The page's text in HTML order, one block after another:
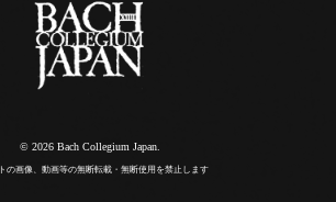
© 2026 Bach Collegium Japan.
の画像、動画等の無断転載・無断使用を禁止します